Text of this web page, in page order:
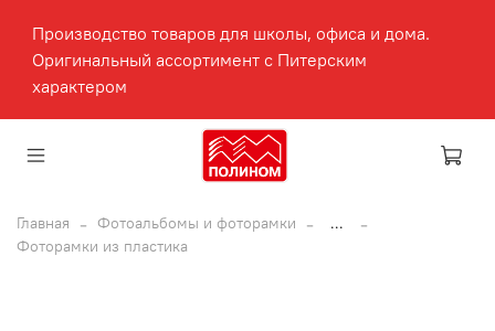
Производство товаров для школы, офиса и дома.
Оригинальный ассортимент с Питерским
характером
Главная Фотоальбомы и фоторамки
...
Фоторамки из пластика